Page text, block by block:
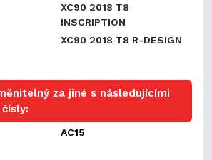
XC90 2018 T8
INSCRIPTION
XC90 2018 T8 R-DESIGN
za jiné s následujícími
AC15